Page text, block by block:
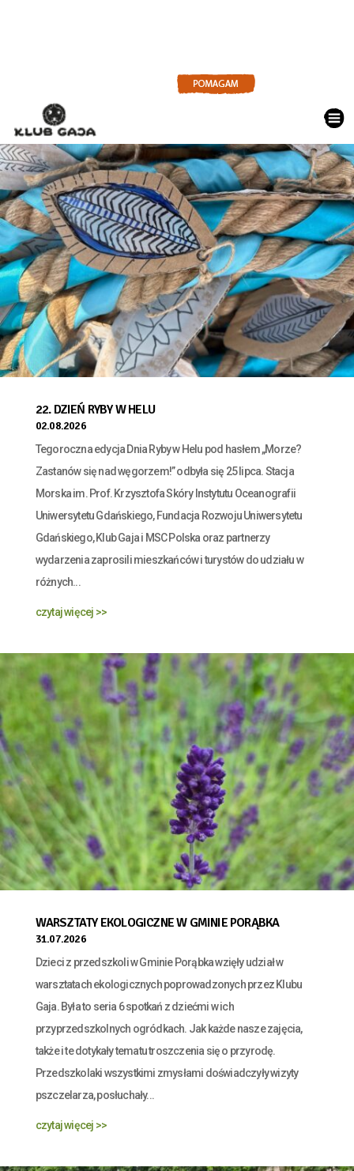
22. DZIEŃ RYBY W HELU
02.08.2026
Tegoroczna edycja Dnia Ryby w Helu pod hasłem „Morze?
Zastanów się nad węgorzem!” odbyła się 25 lipca. Stacja
Morska im. Prof. Krzysztofa Skóry Instytutu Oceanografii
Uniwersytetu Gdańskiego, Fundacja Rozwoju Uniwersytetu
Gdańskiego, Klub Gaja i MSC Polska oraz partnerzy
wydarzenia zaprosili mieszkańców i turystów do udziału w
różnych...
czytaj więcej >>
WARSZTATY EKOLOGICZNE W GMINIE PORĄBKA
31.07.2026
Dzieci z przedszkoli w Gminie Porąbka wzięły udział w
warsztatach ekologicznych poprowadzonych przez Klubu
Gaja. Była to seria 6 spotkań z dziećmi w ich
przyprzedszkolnych ogródkach. Jak każde nasze zajęcia,
także i te dotykały tematu troszczenia się o przyrodę.
Przedszkolaki wszystkimi zmysłami doświadczyły wizyty
pszczelarza, posłuchały...
czytaj więcej >>